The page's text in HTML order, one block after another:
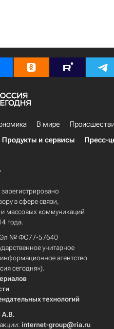
В мире
Продукты и сервисы Пресс-
в сфере связи,
массовых коммуникаций
года.
Эл № ФС77-57640
унитарное
агентство
сегодня»).
технологий
А.В.
internet-group@ria.ru